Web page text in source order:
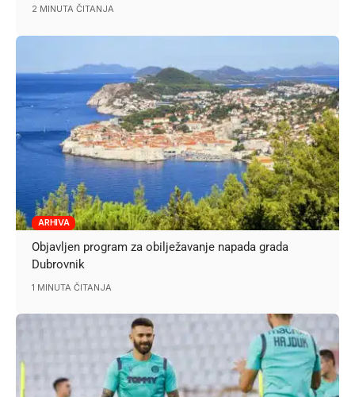
2 MINUTA ČITANJA
ARHIVA
Objavljen program za obilježavanje napada grada
Dubrovnik
1 MINUTA ČITANJA